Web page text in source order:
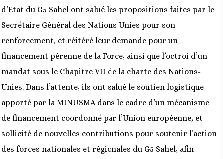
d’Etat du G5 Sahel ont salué les propositions faites par le
Secrétaire Général des Nations Unies pour son
renforcement, et réitéré leur demande pour un
financement pérenne de la Force, ainsi que l’octroi d’un
mandat sous le Chapitre VII de la charte des Nations-
Unies. Dans l’attente, ils ont salué le soutien logistique
apporté par la MINUSMA dans le cadre d’un mécanisme
de financement coordonné par l’Union européenne, et
sollicité de nouvelles contributions pour soutenir l’action
des forces nationales et régionales du G5 Sahel, afin